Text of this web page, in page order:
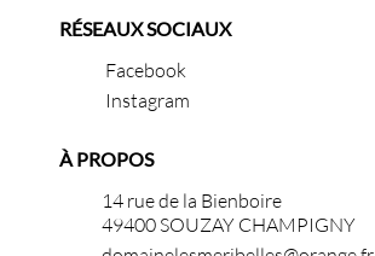
RÉSEAUX SOCIAUX
Facebook
Instagram
À PROPOS
14 rue de la Bienboire
49400 SOUZAY CHAMPIGNY